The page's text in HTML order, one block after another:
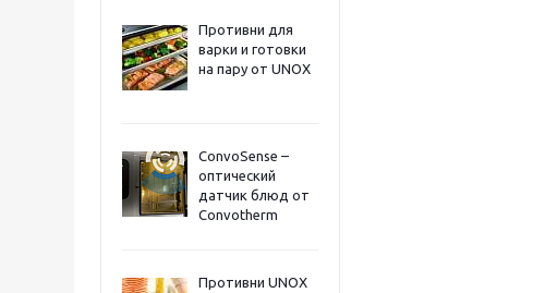
Противни для
варки и готовки
на пару от UNOX
ConvoSense –
оптический
датчик блюд от
Convotherm
Противни UNOX